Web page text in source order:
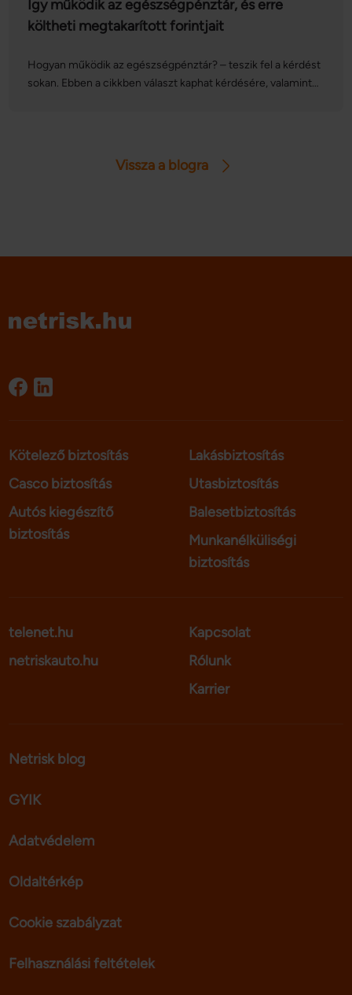
Így működik az egészségpénztár, és erre
költheti megtakarított forintjait
Hogyan működik az egészségpénztár? – teszik fel a kérdést
sokan. Ebben a cikkben választ kaphat kérdésére, valamint
Vissza a blogra
Kötelező biztosítás
Casco biztosítás
Autós kiegészítő
biztosítás
Lakásbiztosítás
Utasbiztosítás
Balesetbiztosítás
Munkanélküliségi
biztosítás
telenet.hu
netriskauto.hu
Kapcsolat
Rólunk
Karrier
Netrisk blog
GYIK
Adatvédelem
Oldaltérkép
Cookie szabályzat
Felhasználási feltételek